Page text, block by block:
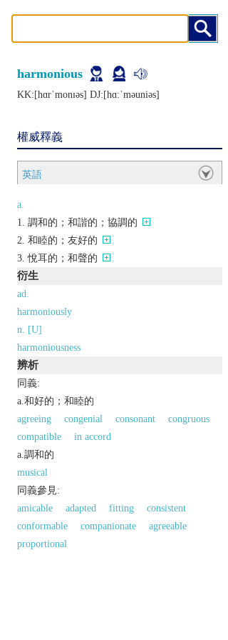
harmonious
KK:[hɑrˈmonɪǝs] DJ:[hɑːˈmǝuniǝs]
權威釋義
英語
a.
調和的；和諧的；協調的
和睦的；友好的
悅耳的；和聲的
衍生
ad.
harmoniously
n. [U]
harmoniousness
辨析
同義:
a.和好的；和睦的
agreeing
congenial consonant
congruous
compatible
in accord
a.調和的
musical
同義參見:
amicable
adapted fitting
consistent
conformable
companionate
agreeable
proportional